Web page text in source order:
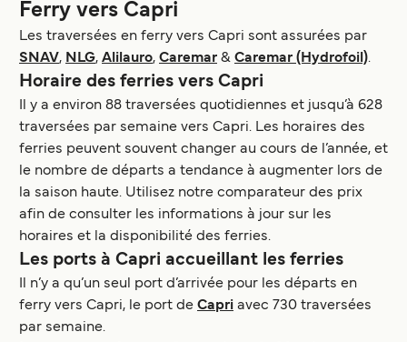
Ferry vers Capri
Les traversées en ferry vers Capri sont assurées par
SNAV, NLG, Alilauro, Caremar & Caremar (Hydrofoil).
Horaire des ferries vers Capri
Il y a environ 88 traversées quotidiennes et jusqu’à 628
traversées par semaine vers Capri. Les horaires des
ferries peuvent souvent changer au cours de l’année, et
le nombre de départs a tendance à augmenter lors de
la saison haute. Utilisez notre comparateur des prix
afin de consulter les informations à jour sur les
horaires et la disponibilité des ferries.
Les ports à Capri accueillant les ferries
Il n’y a qu’un seul port d’arrivée pour les départs en
ferry vers Capri, le port de Capri avec 730 traversées
par semaine.